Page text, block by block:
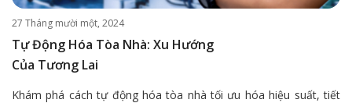
27 Tháng mười một, 2024
Tự Động Hóa Tòa Nhà: Xu Hướng
Của Tương Lai
Khám phá cách tự động hóa tòa nhà tối ưu hóa hiệu suất, tiết